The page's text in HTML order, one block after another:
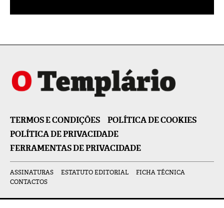
TERMOS E CONDIÇÕES
POLÍTICA DE COOKIES
POLÍTICA DE PRIVACIDADE
FERRAMENTAS DE PRIVACIDADE
ASSINATURAS ESTATUTO EDITORIAL
FICHA TÉCNICA
CONTACTOS